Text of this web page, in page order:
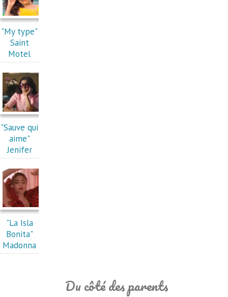
"My type"
Saint
Motel
"Sauve qui
aime"
Jenifer
"La Isla
Bonita"
Madonna
Du côté des parents